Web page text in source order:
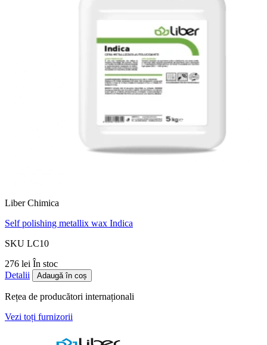
Liber Chimica
Self polishing metallix wax Indica
SKU LC10
276 lei În stoc
Detalii
Adaugă în coș
Rețea de producători internaționali
Vezi toți furnizorii